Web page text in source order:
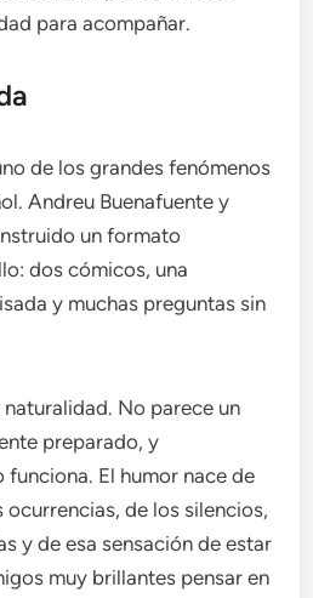
para acompañar.
de los grandes fenómenos
Andreu Buenafuente y
un formato
dos cómicos, una
y muchas preguntas sin
No parece un
preparado, y
El humor nace de
de los silencios,
y de esa sensación de estar
muy brillantes pensar en